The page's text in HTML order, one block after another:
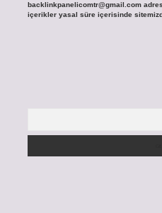
backlinkpanelicomtr@gmail.com
içerikler yasal süre içerisinde